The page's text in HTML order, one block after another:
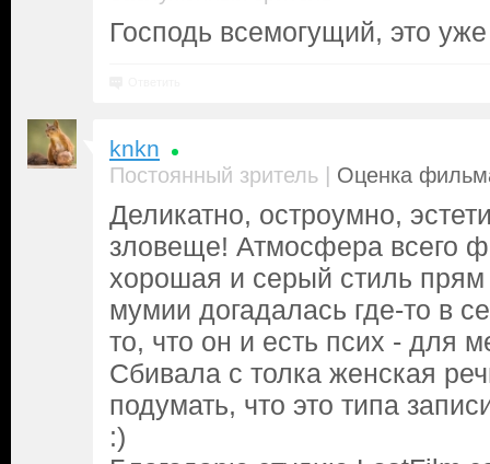
Господь всемогущий, это
knkn
Постоянный зритель | Оценка
Деликатно, остроумно,
зловеще! Атмосфера всего
хорошая и серый стиль прям
мумии догадалась где-то в
то, что он и есть псих - для
Сбивала с толка женская
подумать, что это типа
:)